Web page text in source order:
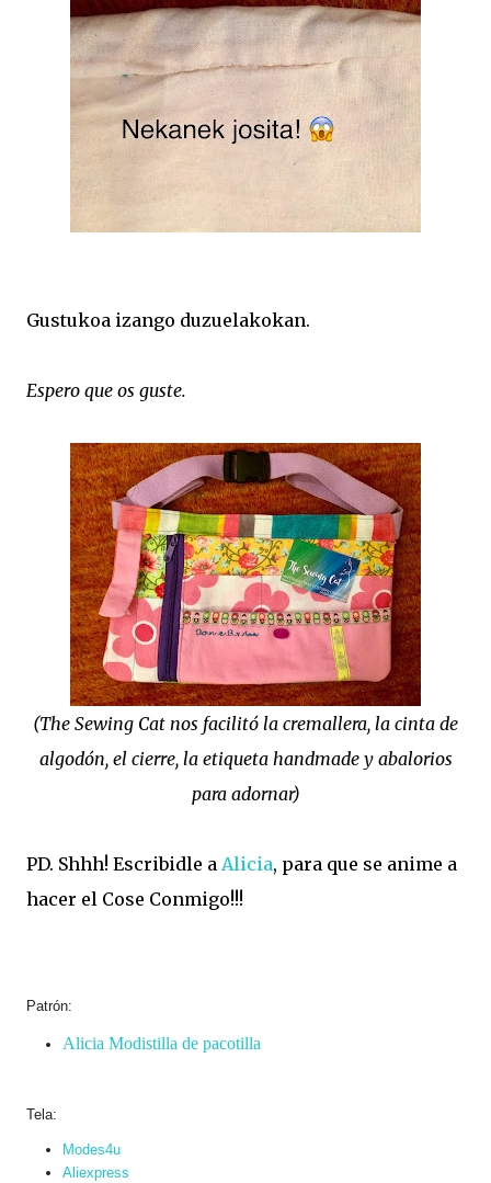
Gustukoa izango duzuelakokan.
Espero que os guste.
(The Sewing Cat nos facilitó la cremallera, la cinta de
algodón, el cierre, la etiqueta handmade y abalorios
para adornar)
PD. Shhh! Escribidle a Alicia, para que se anime a
hacer el Cose Conmigo!!!
Patrón:
Alicia Modistilla de pacotilla
Tela:
Modes4u
Aliexpress